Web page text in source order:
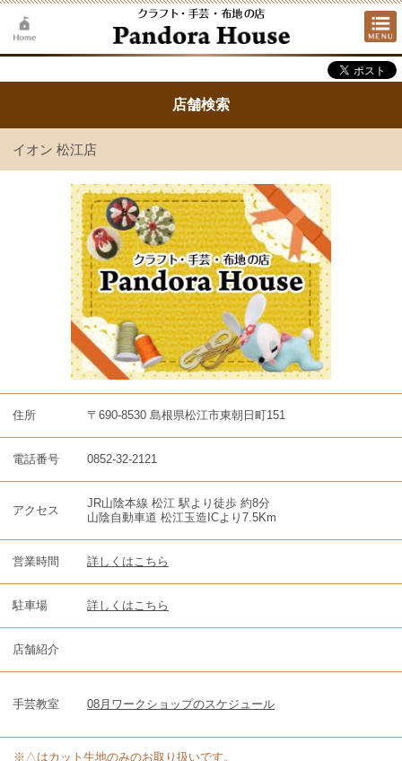
店舗検索
イオン 松江店
住所 〒690-8530 島根県松江市東朝日町151
電話番号 0852-32-2121
アクセス
JR山陰本線 松江 駅より徒歩 約8分
山陰自動車道 松江玉造ICより7.5Km
営業時間 詳しくはこちら
駐車場 詳しくはこちら
店舗紹介
手芸教室 08月ワークショップのスケジュール
※△はカット生地のみのお取り扱いです。